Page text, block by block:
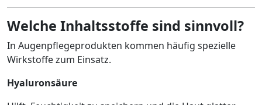
Welche Inhaltsstoffe sind sinnvoll?
In Augenpflegeprodukten kommen häufig spezielle
Wirkstoffe zum Einsatz.
Hyaluronsäure